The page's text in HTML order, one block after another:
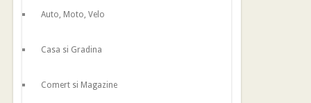
Auto, Moto, Velo
Casa si Gradina
Comert si Magazine